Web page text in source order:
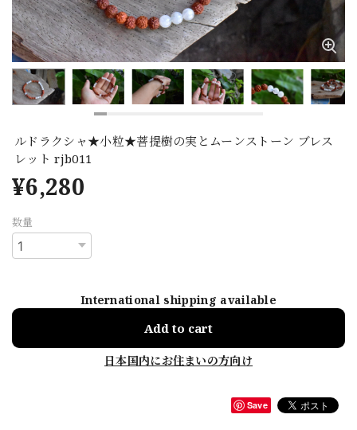
ルドラクシャ★小粒★菩提樹の実とムーンストーン ブレス
レット rjb011
¥6,280
数量
International shipping available
Add to cart
日本国内にお住まいの方向け
Save